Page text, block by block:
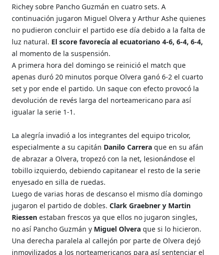
Richey sobre Pancho Guzmán en cuatro sets. A
continuación jugaron Miguel Olvera y Arthur Ashe quienes
no pudieron concluir el partido ese día debido a la falta de
luz natural. El score favorecía al ecuatoriano 4-6, 6-4, 6-4,
al momento de la suspensión.
A primera hora del domingo se reinició el match que
apenas duró 20 minutos porque Olvera ganó 6-2 el cuarto
set y por ende el partido. Un saque con efecto provocó la
devolución de revés larga del norteamericano para así
igualar la serie 1-1.
La alegría invadió a los integrantes del equipo tricolor,
especialmente a su capitán Danilo Carrera que en su afán
de abrazar a Olvera, tropezó con la net, lesionándose el
tobillo izquierdo, debiendo capitanear el resto de la serie
enyesado en silla de ruedas.
Luego de varias horas de descanso el mismo día domingo
jugaron el partido de dobles.Clark Graebner y Martin
Riessen estaban frescos ya que ellos no jugaron singles,
no así Pancho Guzmán y Miguel Olvera que si lo hicieron.
Una derecha paralela al callejón por parte de Olvera dejó
inmovilizados a los norteamericanos para así sentenciar el